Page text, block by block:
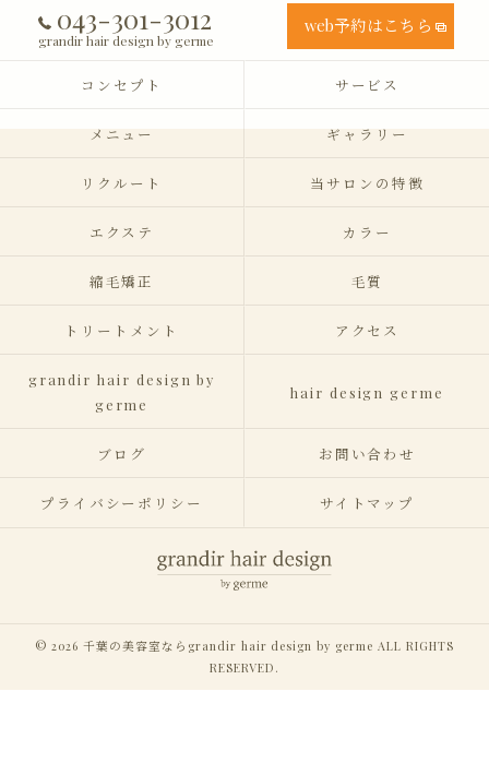
043-301-3012
grandir hair design by germe
web予約はこちら
コンセプト サービス
メニュー ギャラリー
リクルート 当サロンの特徴
エクステ カラー
縮毛矯正 毛質
トリートメント アクセス
grandir hair design by
germe
hair design germe
ブログ お問い合わせ
プライバシーポリシー サイトマップ
© 2026 千葉の美容室ならgrandir hair design by germe ALL RIGHTS
RESERVED.